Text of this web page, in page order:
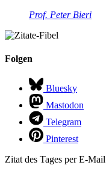
Prof. Peter Bieri
Folgen
Bluesky
Mastodon
Telegram
Pinterest
Zitat des Tages per E-Mail